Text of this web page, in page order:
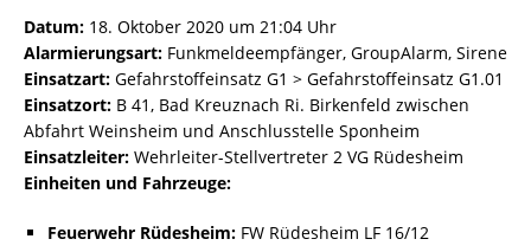
Datum: 18. Oktober 2020 um 21:04 Uhr
Alarmierungsart: Funkmeldeempfänger, GroupAlarm, Sirene
Einsatzart: Gefahrstoffeinsatz G1 > Gefahrstoffeinsatz G1.01
Einsatzort: B 41, Bad Kreuznach Ri. Birkenfeld zwischen
Abfahrt Weinsheim und Anschlusstelle Sponheim
Einsatzleiter: Wehrleiter-Stellvertreter 2 VG Rüdesheim
Einheiten und Fahrzeuge:
Feuerwehr Rüdesheim: FW Rüdesheim LF 16/12